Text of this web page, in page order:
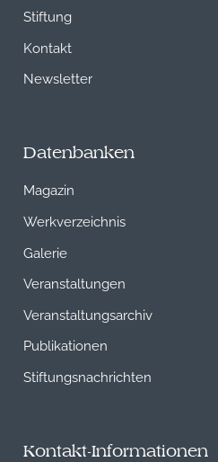
Stiftung
Kontakt
Newsletter
Datenbanken
Magazin
Werkverzeichnis
Galerie
Veranstaltungen
Veranstaltungsarchiv
Publikationen
Stiftungsnachrichten
Kontakt-Informationen